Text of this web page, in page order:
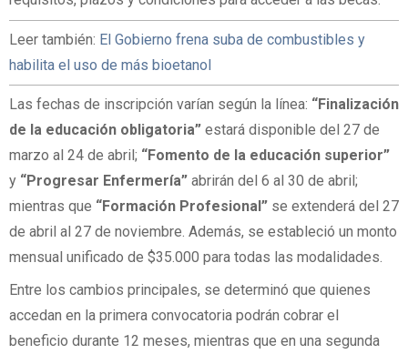
Leer también: El Gobierno frena suba de combustibles y
habilita el uso de más bioetanol
Las fechas de inscripción varían según la línea: “Finalización
de la educación obligatoria” estará disponible del 27 de
marzo al 24 de abril; “Fomento de la educación superior”
y “Progresar Enfermería” abrirán del 6 al 30 de abril;
mientras que “Formación Profesional” se extenderá del 27
de abril al 27 de noviembre. Además, se estableció un monto
mensual unificado de $35.000 para todas las modalidades.
Entre los cambios principales, se determinó que quienes
accedan en la primera convocatoria podrán cobrar el
beneficio durante 12 meses, mientras que en una segunda